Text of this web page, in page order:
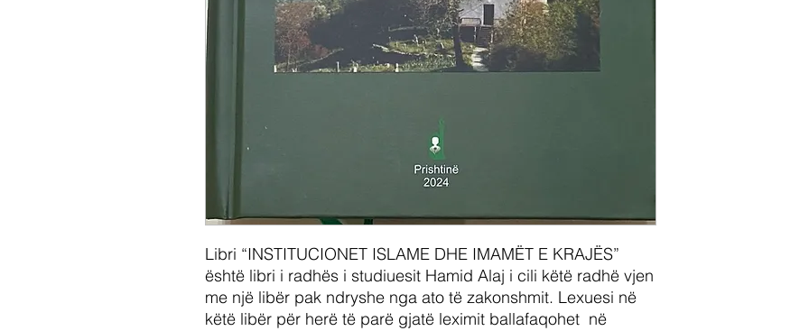
Libri “INSTITUCIONET ISLAME DHE IMAMËT E KRAJËS”
është libri i radhës i studiuesit Hamid Alaj i cili këtë radhë vjen
me një libër pak ndryshe nga ato të zakonshmit. Lexuesi në
këtë libër për herë të parë gjatë leximit ballafaqohet në